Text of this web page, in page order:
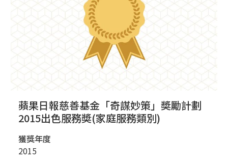
蘋果日報慈善基金「奇謀妙策」奬勵計劃
2015出色服務奬(家庭服務類別)
獲獎年度
2015